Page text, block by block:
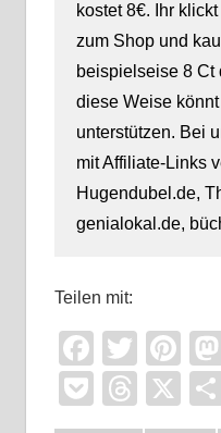
kostet 8€. Ihr
zum Shop und
beispielseise 8 Ct
diese Weise
unterstützen. Bei
mit Affiliate-Links
Hugendubel.de,
genialokal.de,
Teilen mit:
PocketX